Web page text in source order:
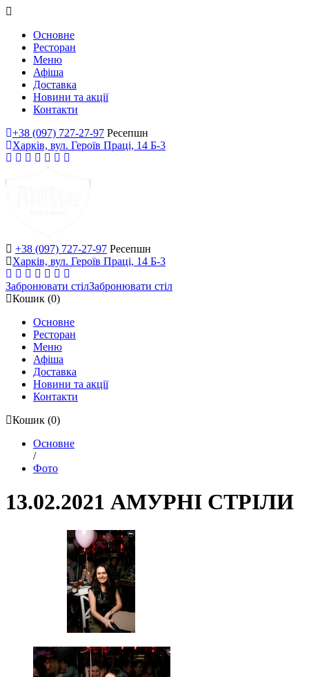
Основне
Ресторан
Меню
Афіша
Доставка
Новини та акції
Контакти
+38 (097) 727-27-97 Ресепшн
Харків, вул. Героїв Праці, 14 Б-3
+38 (097) 727-27-97 Ресепшн
Харків, вул. Героїв Праці, 14 Б-3
Забронювати стілЗабронювати стіл
Кошик (0)
Основне
Ресторан
Меню
Афіша
Доставка
Новини та акції
Контакти
Кошик (0)
Основне
/
Фото
13.02.2021 АМУРНІ СТРІЛИ